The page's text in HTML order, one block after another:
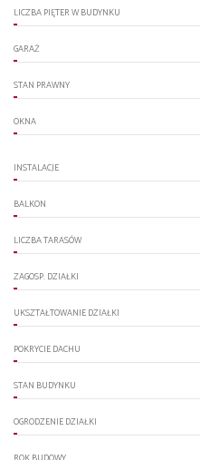
LICZBA PIĘTER W BUDYNKU
GARAŻ
STAN PRAWNY
OKNA
INSTALACJE
BALKON
LICZBA TARASÓW
ZAGOSP. DZIAŁKI
UKSZTAŁTOWANIE DZIAŁKI
POKRYCIE DACHU
STAN BUDYNKU
OGRODZENIE DZIAŁKI